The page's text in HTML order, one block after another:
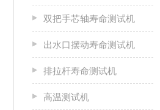
双把手芯轴寿命测试机
出水口摆动寿命测试机
排拉杆寿命测试机
高温测试机